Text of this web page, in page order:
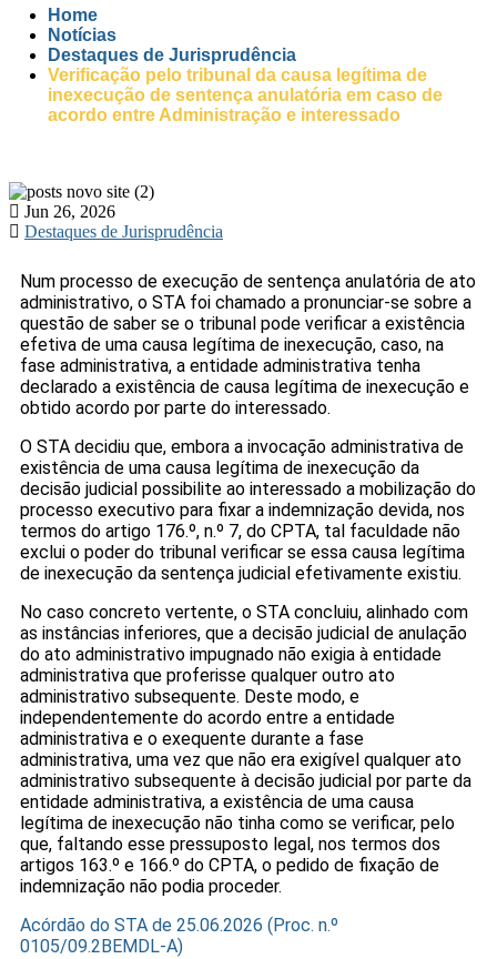
Home
Notícias
Destaques de Jurisprudência
Verificação pelo tribunal da causa legítima de
inexecução de sentença anulatória em caso de
acordo entre Administração e interessado
Jun 26, 2026
Destaques de Jurisprudência
Num processo de execução de sentença anulatória de ato
administrativo, o STA foi chamado a pronunciar-se sobre a
questão de saber se o tribunal pode verificar a existência
efetiva de uma causa legítima de inexecução, caso, na
fase administrativa, a entidade administrativa tenha
declarado a existência de causa legítima de inexecução e
obtido acordo por parte do interessado.
O STA decidiu que, embora a invocação administrativa de
existência de uma causa legítima de inexecução da
decisão judicial possibilite ao interessado a mobilização do
processo executivo para fixar a indemnização devida, nos
termos do artigo 176.º, n.º 7, do CPTA, tal faculdade não
exclui o poder do tribunal verificar se essa causa legítima
de inexecução da sentença judicial efetivamente existiu.
No caso concreto vertente, o STA concluiu, alinhado com
as instâncias inferiores, que a decisão judicial de anulação
do ato administrativo impugnado não exigia à entidade
administrativa que proferisse qualquer outro ato
administrativo subsequente. Deste modo, e
independentemente do acordo entre a entidade
administrativa e o exequente durante a fase
administrativa, uma vez que não era exigível qualquer ato
administrativo subsequente à decisão judicial por parte da
entidade administrativa, a existência de uma causa
legítima de inexecução não tinha como se verificar, pelo
que, faltando esse pressuposto legal, nos termos dos
artigos 163.º e 166.º do CPTA, o pedido de fixação de
indemnização não podia proceder.
Acórdão do STA de 25.06.2026 (Proc. n.º
0105/09.2BEMDL-A)